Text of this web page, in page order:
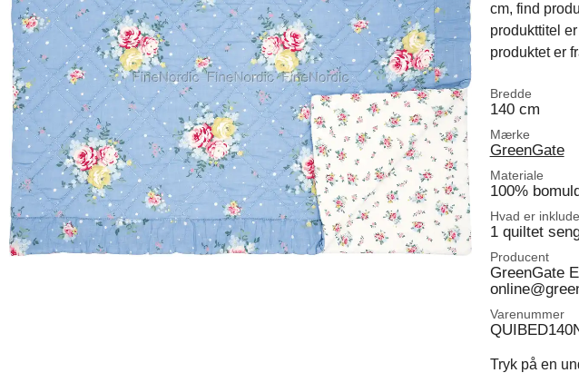
cm, find
produkttitel
produktet er
Bredde
140 cm
Mærke
GreenGate
Materiale
100%
Hvad er
1 quiltet
Producent
GreenGate
Varenummer
Tryk på en